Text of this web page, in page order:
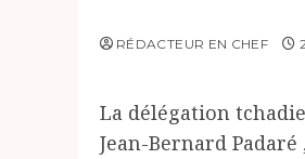
RÉDACTEUR EN CHEF
‎La délégation
Jean-Bernard